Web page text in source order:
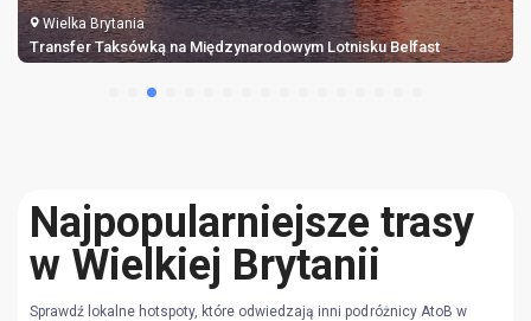
Wielka Brytania
Transfer Taksówką na Międzynarodowym Lotnisku Belfast
Najpopularniejsze trasy
w Wielkiej Brytanii
Sprawdź lokalne hotspoty, które odwiedzają inni podróżnicy AtoB w